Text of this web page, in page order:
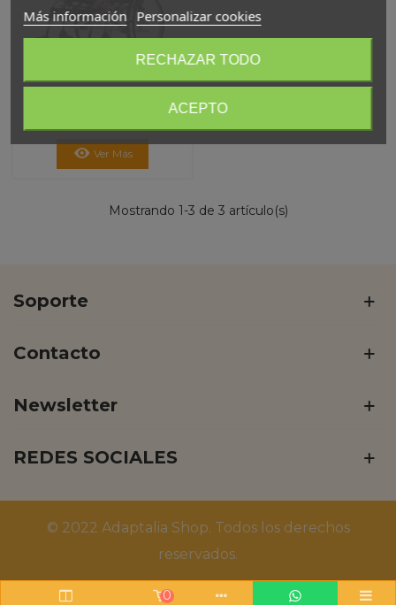
Ver Más
Mostrando 1-3 de 3 artículo(s)
Más información Personalizar cookies
RECHAZAR TODO
ACEPTO
Soporte
Contacto
Newsletter
REDES SOCIALES
© 2022 Adaptalia Shop. Todos los derechos
reservados.
0